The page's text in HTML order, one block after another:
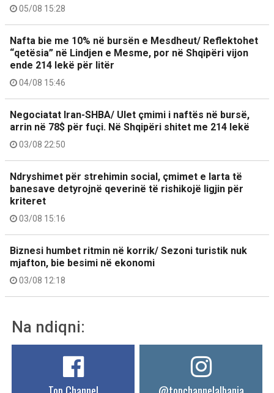
05/08 15:28
Nafta bie me 10% në bursën e Mesdheut/ Reflektohet
“qetësia” në Lindjen e Mesme, por në Shqipëri vijon
ende 214 lekë për litër
04/08 15:46
Negociatat Iran-SHBA/ Ulet çmimi i naftës në bursë,
arrin në 78$ për fuçi. Në Shqipëri shitet me 214 lekë
03/08 22:50
Ndryshimet për strehimin social, çmimet e larta të
banesave detyrojnë qeverinë të rishikojë ligjin për
kriteret
03/08 15:16
Biznesi humbet ritmin në korrik/ Sezoni turistik nuk
mjafton, bie besimi në ekonomi
03/08 12:18
Na ndiqni: